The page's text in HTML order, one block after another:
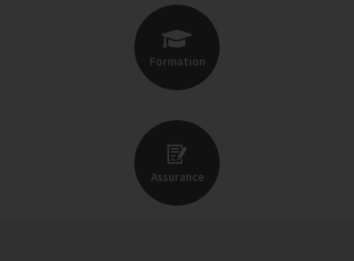
Formation
Assurance